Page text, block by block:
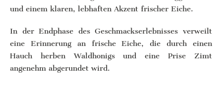
und einem klaren, lebhaften Akzent frischer Eiche.
In der Endphase des Geschmackserlebnisses verweilt
eine Erinnerung an frische Eiche, die durch einen
Hauch herben Waldhonigs und eine Prise Zimt
angenehm abgerundet wird.